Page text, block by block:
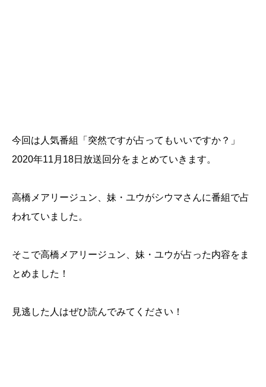
今回は人気番組「突然ですが占ってもいいですか？」
2020年11月18日放送回分をまとめていきます。
高橋メアリージュン、妹・ユウがシウマさんに番組で占
われていました。
そこで高橋メアリージュン、妹・ユウが占った内容をま
とめました！
見逃した人はぜひ読んでみてください！